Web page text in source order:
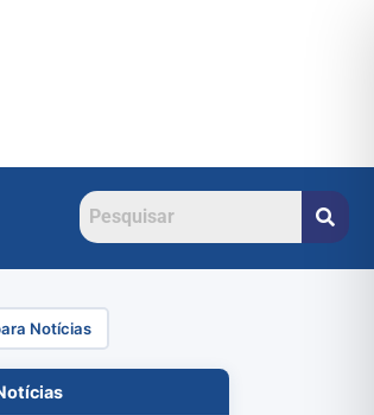
Notícias